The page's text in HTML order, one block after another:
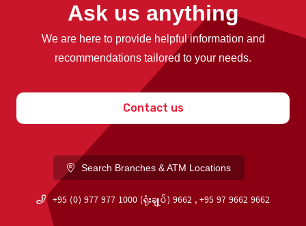
Ask us anything
We are here to provide helpful information and
recommendations tailored to your needs.
Contact us
Search Branches & ATM Locations
+95 (0) 977 977 1000 (ရုံးချုပ်) 9662 , +95 97 9662 9662